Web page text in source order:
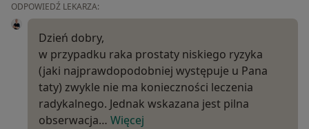
ODPOWIEDŹ LEKARZA:
Dzień dobry,
w przypadku raka prostaty niskiego ryzyka
(jaki najprawdopodobniej występuje u Pana
taty) zwykle nie ma konieczności leczenia
radykalnego. Jednak wskazana jest pilna
obserwacja… Więcej